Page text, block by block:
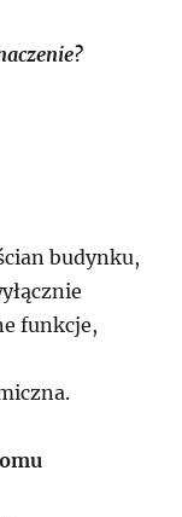
budynku,
funkcje,